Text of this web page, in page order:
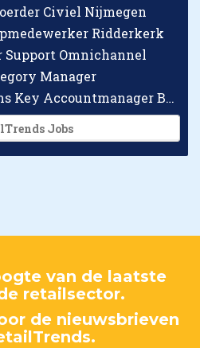
Civiel Nijmegen
Ridderkerk
Support Omnichannel
Manager
Checkpoint Systems Key Accountmanager Benelux
Jobs
van de laatste
retailsector.
de nieuwsbrieven